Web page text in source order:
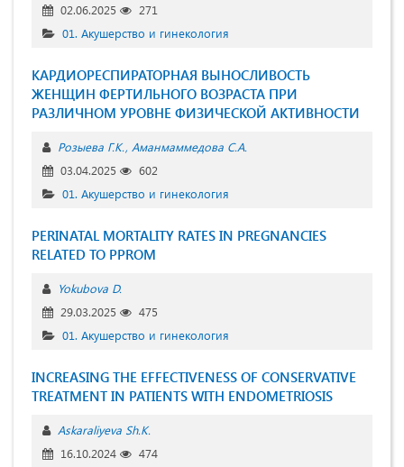
02.06.2025
271
01. Акушерство и гинекология
КАРДИОРЕСПИРАТОРНАЯ ВЫНОСЛИВОСТЬ
ЖЕНЩИН ФЕРТИЛЬНОГО ВОЗРАСТА ПРИ
РАЗЛИЧНОМ УРОВНЕ ФИЗИЧЕСКОЙ АКТИВНОСТИ
Розыева Г.К. Аманмаммедова С.А.
03.04.2025
602
01. Акушерство и гинекология
PERINATAL MORTALITY RATES IN PREGNANCIES
RELATED TO PPROM
Yokubova D.
29.03.2025
475
01. Акушерство и гинекология
INCREASING THE EFFECTIVENESS OF CONSERVATIVE
TREATMENT IN PATIENTS WITH ENDOMETRIOSIS
Askaraliyeva Sh.K.
16.10.2024
474